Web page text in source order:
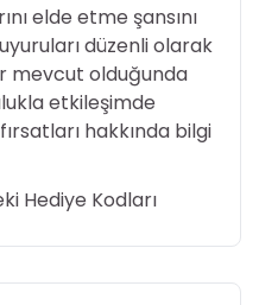
elde etme şansını
düzenli olarak
mevcut olduğunda
etkileşimde
hakkında bilgi
Hediye Kodları